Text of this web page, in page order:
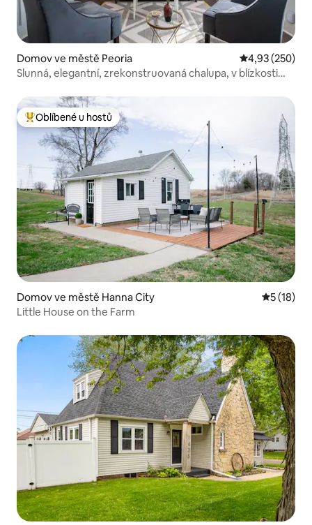
Domov ve městě Peoria Průměrné
4,93 (250)
Slunná, elegantní, zrekonstruovaná chalupa, v blízkosti
Nejlepší v kategorii Oblíbené u hostů
Oblíbené u hostů
Domov ve městě Hanna City Průměrné
5 (18)
Little House on the Farm